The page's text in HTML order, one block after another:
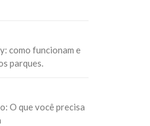
como funcionam e
parques.
O que você precisa